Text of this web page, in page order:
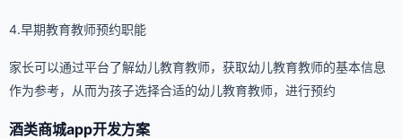
4.早期教育教师预约职能
家长可以通过平台了解幼儿教育教师，获取幼儿教育教师的基本信息
作为参考，从而为孩子选择合适的幼儿教育教师，进行预约
酒类商城app开发方案